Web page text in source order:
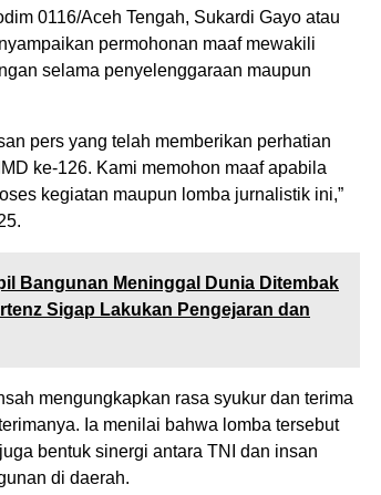
0116/Aceh Tengah, Sukardi Gayo atau
permohonan maaf mewakili
selama penyelenggaraan maupun
pers yang telah memberikan perhatian
ke-126. Kami memohon maaf apabila
kegiatan maupun lomba jurnalistik ini,”
Bangunan Meninggal Dunia Ditembak
Sigap Lakukan Pengejaran dan
mengungkapkan rasa syukur dan terima
Ia menilai bahwa lomba tersebut
bentuk sinergi antara TNI dan insan
di daerah.